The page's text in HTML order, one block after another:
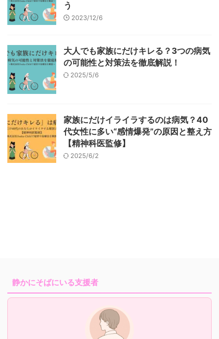
う
2023/12/6
大人でも家族にだけキレる？3つの病気
の可能性と対策法を徹底解説！
2025/5/6
家族にだけイライラするのは病気？40
代女性に多い“感情爆発”の原因と整え方
【精神科医監修】
2025/6/2
静かにそばにいる支援者